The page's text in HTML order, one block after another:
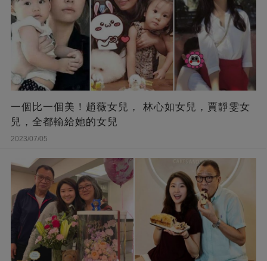
一個比一個美！趙薇女兒， 林心如女兒，賈靜雯女
兒，全都輸給她的女兒
2023/07/05